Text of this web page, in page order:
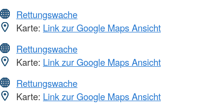
Rettungswache
Karte: Link zur Google Maps Ansicht
Rettungswache
Karte: Link zur Google Maps Ansicht
Rettungswache
Karte: Link zur Google Maps Ansicht